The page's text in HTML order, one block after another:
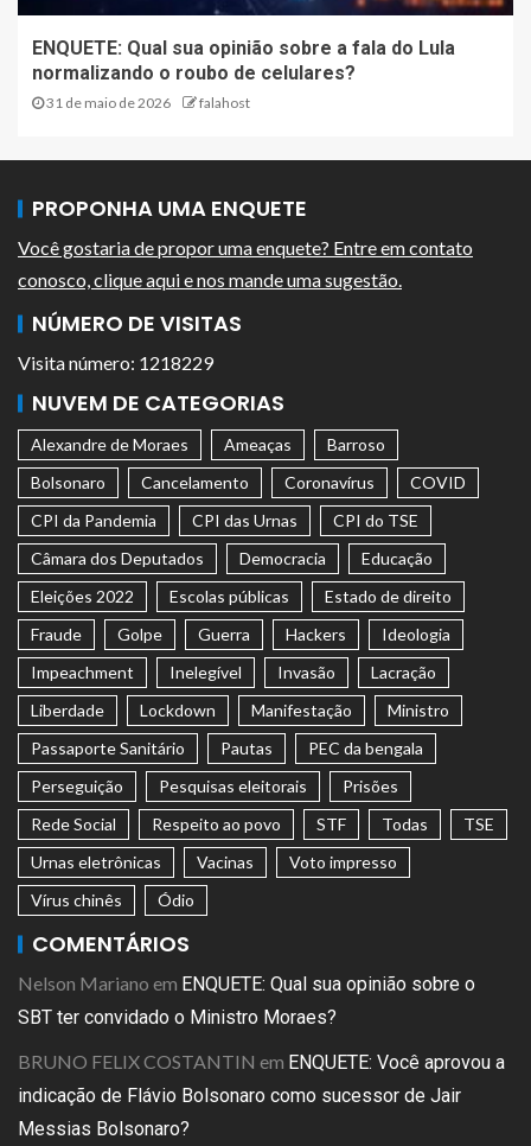
ENQUETE: Qual sua opinião sobre a fala do Lula
normalizando o roubo de celulares?
31 de maio de 2026 falahost
PROPONHA UMA ENQUETE
Você gostaria de propor uma enquete? Entre em contato
conosco, clique aqui e nos mande uma sugestão.
NÚMERO DE VISITAS
Visita número: 1218229
NUVEM DE CATEGORIAS
Alexandre de Moraes Ameaças
Barroso
Bolsonaro
Cancelamento Coronavírus
COVID
CPI da Pandemia
CPI das Urnas
CPI do TSE
Câmara dos Deputados
Democracia
Educação
Eleições 2022
Escolas públicas
Estado de direito
Fraude
Golpe Guerra Hackers
Ideologia
Impeachment
Inelegível Invasão
Lacração
Liberdade
Lockdown Manifestação
Ministro
Passaporte Sanitário
Pautas
PEC da bengala
Perseguição
Pesquisas eleitorais
Prisões
Rede Social
Respeito ao povo STF Todas
TSE
Urnas eletrônicas
Vacinas
Voto impresso
Vírus chinês
Ódio
COMENTÁRIOS
Nelson Mariano em ENQUETE: Qual sua opinião sobre o
SBT ter convidado o Ministro Moraes?
BRUNO FELIX COSTANTIN em ENQUETE: Você aprovou a
indicação de Flávio Bolsonaro como sucessor de Jair
Messias Bolsonaro?